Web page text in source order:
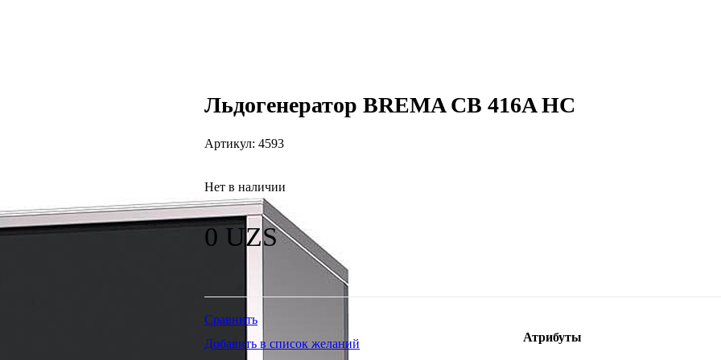
Льдогенератор BREMA CB 416A HC
Артикул: 4593
Нет в наличии
0 UZS
Сравнить
Добавить в список желаний
Атрибуты